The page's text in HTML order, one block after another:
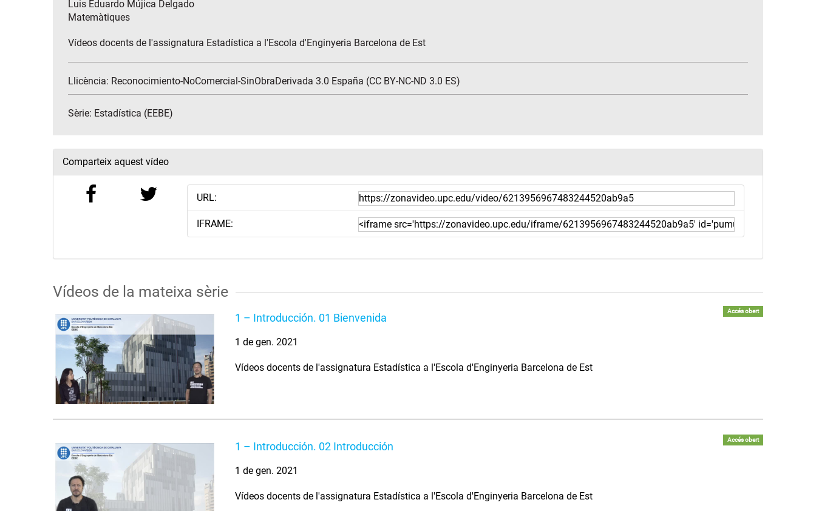
Luis Eduardo Mújica Delgado
Matemàtiques
Vídeos docents de l'assignatura Estadística a l'Escola d'Enginyeria Barcelona de Est
Llicència: Reconocimiento-NoComercial-SinObraDerivada 3.0 España (CC BY-NC-ND 3.0 ES)
Sèrie: Estadística (EEBE)
Comparteix aquest vídeo
URL:
IFRAME:
Vídeos de la mateixa sèrie
1 – Introducción. 01 Bienvenida
Accés obert
1 de gen. 2021
Vídeos docents de l'assignatura Estadística a l'Escola d'Enginyeria Barcelona de Est
1 – Introducción. 02 Introducción
Accés obert
1 de gen. 2021
Vídeos docents de l'assignatura Estadística a l'Escola d'Enginyeria Barcelona de Est